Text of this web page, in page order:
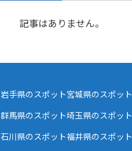
記事はありません。
岩手県のスポット宮城県のスポット
群馬県のスポット埼玉県のスポット
石川県のスポット福井県のスポット